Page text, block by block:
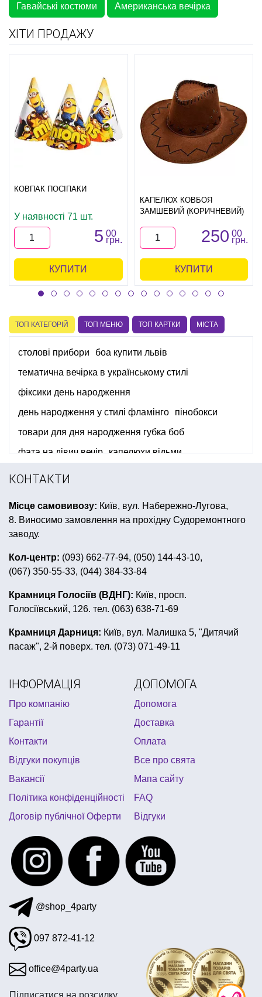
Гавайські костюми Американська вечірка
ХІТИ ПРОДАЖУ
КОВПАК ПОСІПАКИ
У наявності 71 шт.
5 00
грн.
КУПИТИ
КАПЕЛЮХ КОВБОЯ
ЗАМШЕВИЙ (КОРИЧНЕВИЙ)
250 00
грн.
КУПИТИ
ТОП КАТЕГОРІЙ ТОП МЕНЮ ТОП КАРТКИ МІСТА
столові прибори
боа купити львів
тематична вечірка в українському стилі
фіксики день народження
день народження у стилі фламінго
пінобокси
товари для дня народження губка боб
фата на дівич вечір капелюхи відьми
аксесуари для гавайської вечірки
новорічні подарунки купити
байкерська вечірка
сомбреро купити україна
аксесуари для повітряних кульок
вечірка париж все для свята
купити паперові стакани
купити все для день народження в стилі футбол
валентинки до дня закоханих
сувенірні ручки
гангстерська вечірка одяг купити все до пасхи
купити покерні набори україна
грим на хелловін
свічки на торті
КОНТАКТИ
Місце самовивозу: Київ, вул. Набережно-Лугова,
8. Виносимо замовлення на прохідну Судоремонтного
заводу.
Кол-центр: (093) 662-77-94, (050) 144-43-10,
(067) 350-55-33, (044) 384-33-84
Крамниця Голосіїв (ВДНГ): Київ, просп.
Голосіївський, 126. тел. (063) 638-71-69
Крамниця Дарниця: Київ, вул. Малишка 5, "Дитячий
пасаж", 2-й поверх. тел. (073) 071-49-11
ІНФОРМАЦІЯ
Про компанію
Гарантії
Контакти
Відгуки покупців
Вакансії
Політика конфіденційності
Договір публічної Оферти
ДОПОМОГА
Допомога
Доставка
Оплата
Все про свята
Мапа сайту
FAQ
Відгуки
@shop_4party
097 872-41-12
office@4party.ua